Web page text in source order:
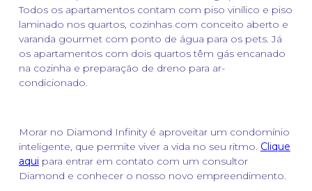
Todos os apartamentos contam com piso vinílico e piso
laminado nos quartos, cozinhas com conceito aberto e
varanda gourmet com ponto de água para os pets. Já
os apartamentos com dois quartos têm gás encanado
na cozinha e preparação de dreno para ar-
condicionado.
Morar no Diamond Infinity é aproveitar um condomínio
inteligente, que permite viver a vida no seu ritmo. Clique
aqui para entrar em contato com um consultor
Diamond e conhecer o nosso novo empreendimento.